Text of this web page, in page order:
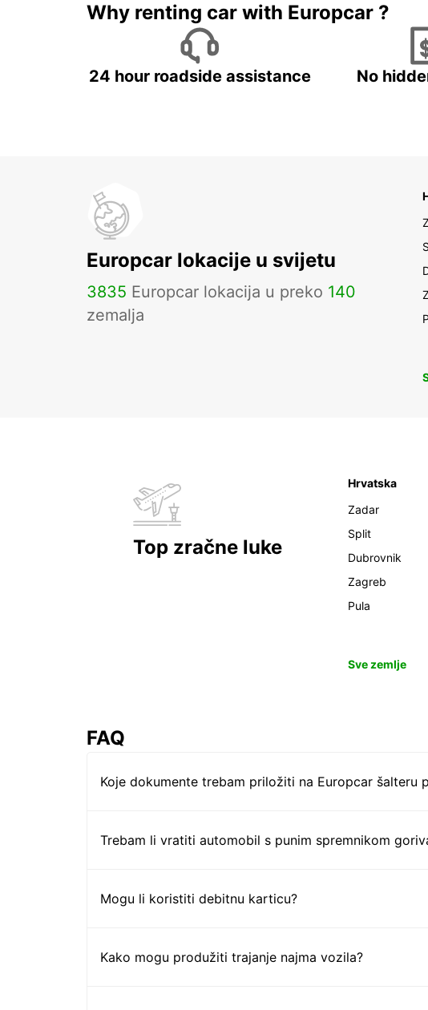
Why renting car with Europcar ?
24 hour roadside assistance No
Europcar lokacije u svijetu
3835 Europcar lokacija u preko 140
zemalja
Top zračne luke
Hrvatska
Zadar
Split
Dubrovnik
Zagreb
Pula
Sve zemlje
FAQ
Koje dokumente trebam priložiti na Europcar šalteru
Trebam li vratiti automobil s punim spremnikom
Mogu li koristiti debitnu karticu?
Kako mogu produžiti trajanje najma vozila?